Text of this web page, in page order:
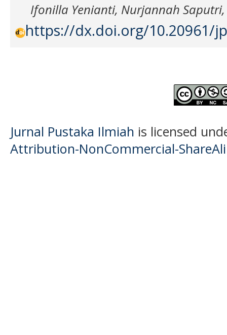
Ifonilla Yenianti, Nurjannah
https://dx.doi.org/10.20961/
Jurnal Pustaka Ilmiah is licensed
Attribution-NonCommercial-